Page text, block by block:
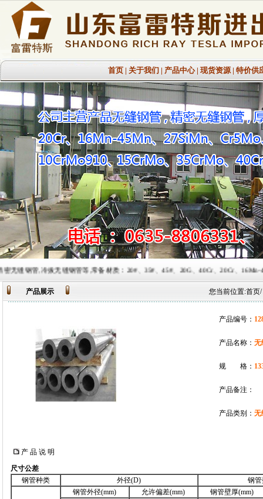
首页 | 关于我们 | 产品中心| 现货资源 | 特价供
钢管,冷拔无缝钢管等,常备材质：20#、35#、45#、20G、40Cr、20Cr、16Mn-
产品展示 您当前位置:首页
产品编号：
产品名称： 无
规 格：
产品备注：
产品类别： 无
产 品 说 明
尺寸公差
钢管种类
外径(D) 钢
钢管外径(mm) 允许偏差(mm)
钢管壁厚(mm)